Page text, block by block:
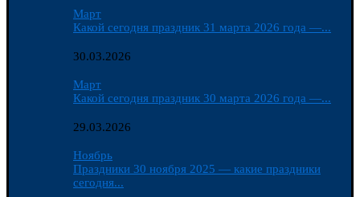
Март
Какой сегодня праздник 31 марта 2026 года —...
30.03.2026
Март
Какой сегодня праздник 30 марта 2026 года —...
29.03.2026
Ноябрь
Праздники 30 ноября 2025 — какие праздники
сегодня...